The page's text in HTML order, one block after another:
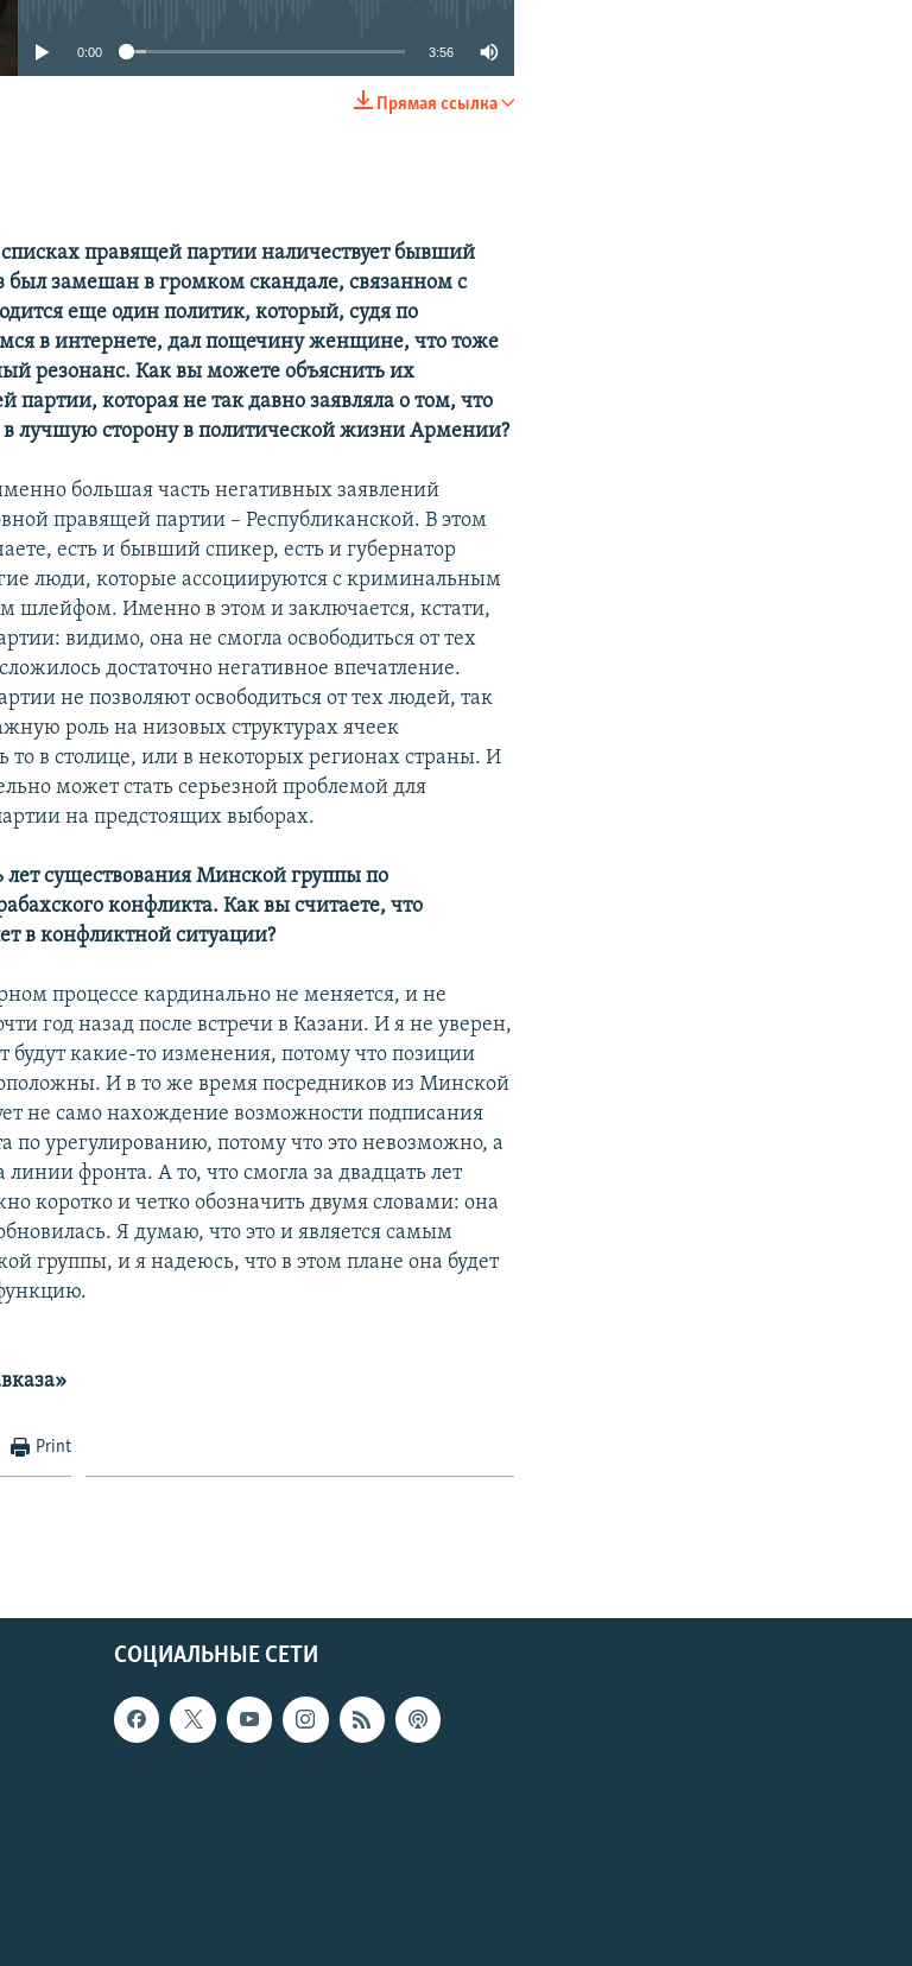
0:00 3:56
Прямая ссылка
правящей партии наличествует бывший
был замешан в громком скандале, связанном с
еще один политик, который, судя по
в интернете, дал пощечину женщине, что тоже
резонанс. Как вы можете объяснить их
партии, которая не так давно заявляла о том, что
лучшую сторону в политической жизни Армении?
большая часть негативных заявлений
правящей партии – Республиканской. В этом
есть и бывший спикер, есть и губернатор
люди, которые ассоциируются с криминальным
шлейфом. Именно в этом и заключается, кстати,
видимо, она не смогла освободиться от тех
достаточно негативное впечатление.
не позволяют освободиться от тех людей, так
роль на низовых структурах ячеек
то в столице, или в некоторых регионах страны. И
может стать серьезной проблемой для
на предстоящих выборах.
лет существования Минской группы по
конфликта. Как вы считаете, что
в конфликтной ситуации?
процессе кардинально не меняется, и не
год назад после встречи в Казани. И я не уверен,
какие-то изменения, потому что позиции
И в то же время посредников из Минской
не само нахождение возможности подписания
по урегулированию, потому что это невозможно, а
фронта. А то, что смогла за двадцать лет
коротко и четко обозначить двумя словами: она
Я думаю, что это и является самым
группы, и я надеюсь, что в этом плане она будет
Print
СОЦИАЛЬНЫЕ СЕТИ